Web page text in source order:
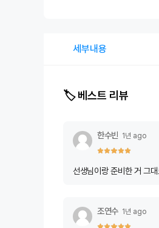
세부내용
🏷️ 베스트 리뷰
한수빈 1년 ago
선생님이랑 준비한 거 그
조연수 1년 ago